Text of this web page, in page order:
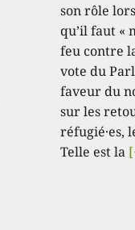
son rôle
qu’il faut «
feu contre
vote du
faveur du
sur les
réfugié·es,
Telle est la